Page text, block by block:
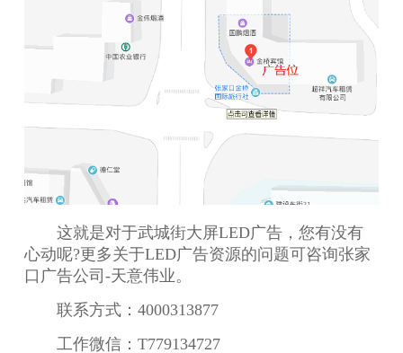
这就是对于武城街大屏LED广告，您有没有
心动呢?更多关于LED广告资源的问题可咨询张家
口广告公司-天意伟业。
联系方式：4000313877
工作微信：T779134727